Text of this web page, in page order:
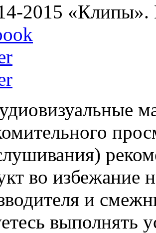
2015 «Клипы».
во избежание
и
выполнять